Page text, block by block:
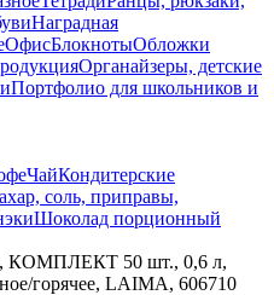
Наградная
ОфисБлокнотыОбложки
Органайзеры, детские
Портфолио для школьников и
ЧайКондитерские
соль, приправы,
Шоколад порционный
КОМПЛЕКТ 50 шт., 0,6 л,
горячее, LAIMA, 606710